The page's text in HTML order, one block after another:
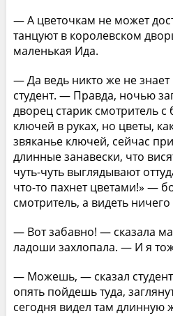
— А цветочкам не может
танцуют в королевском
маленькая Ида.
— Да ведь никто же не
студент. — Правда, ночью
дворец старик смотритель
ключей в руках, но цветы,
звяканье ключей, сейчас
длинные занавески, что
чуть-чуть выглядывают
что-то пахнет цветами!» —
смотритель, а видеть
— Вот забавно! — сказала
ладоши захлопала. — И я
— Можешь, — сказал
опять пойдешь туда,
сегодня видел там длинную